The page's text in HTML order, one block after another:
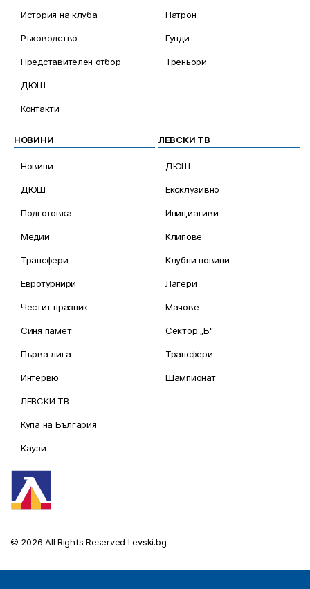
История на клуба
Ръководство
Представителен отбор
ДЮШ
Контакти
Патрон
Гунди
Треньори
НОВИНИ
Новини
ДЮШ
Подготовка
Медии
Трансфери
Евротурнири
Честит празник
Синя памет
Първа лига
Интервю
ЛЕВСКИ ТВ
Купа на България
Каузи
ЛЕВСКИ ТВ
ДЮШ
Ексклузивно
Инициативи
Клипове
Клубни новини
Лагери
Мачове
Сектор „Б“
Трансфери
Шампионат
© 2026 All Rights Reserved Levski.bg